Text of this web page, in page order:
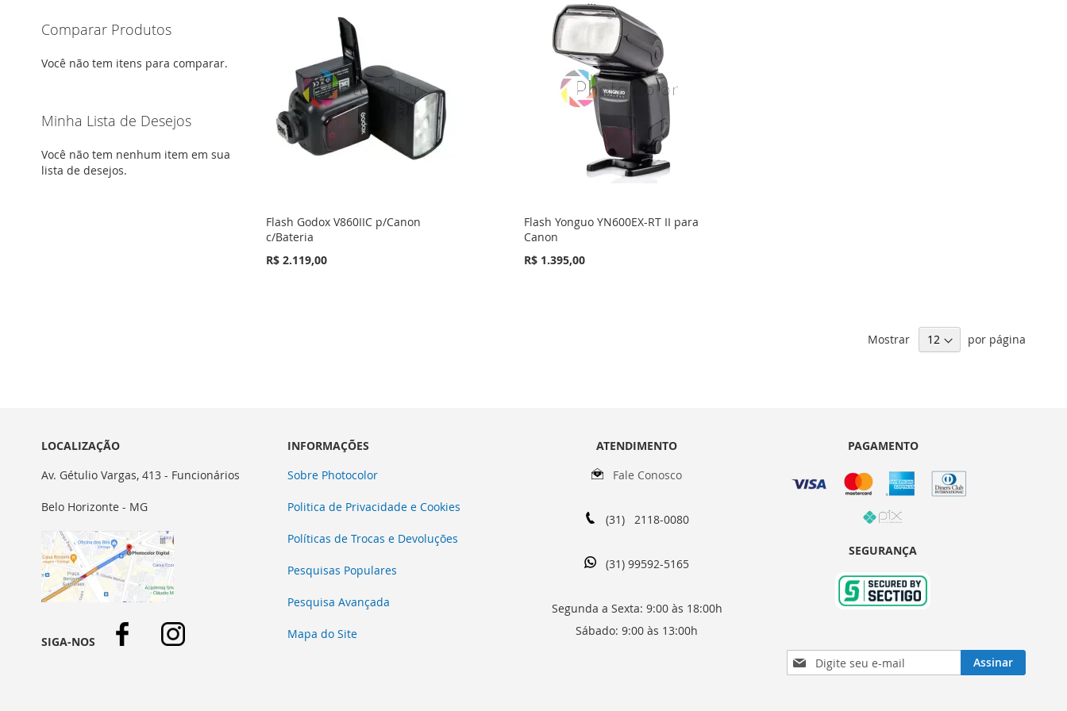
Flash Godox V860IIC p/Canon
c/Bateria
R$ 2.119,00
DESEJOS
Flash Yonguo YN600EX-RT II para
Canon
R$ 1.395,00
DESEJOS
Mostrar por página
Comparar Produtos
Você não tem itens para comparar.
Minha Lista de Desejos
Você não tem nenhum item em sua
lista de desejos.
LOCALIZAÇÃO
Av. Gétulio Vargas, 413 - Funcionários
Belo Horizonte - MG
SIGA-NOS
INFORMAÇÕES
Sobre Photocolor
Politica de Privacidade e Cookies
Políticas de Trocas e Devoluções
Pesquisas Populares
Pesquisa Avançada
Mapa do Site
ATENDIMENTO
Fale Conosco
(31) 2118-0080
(31) 99592-5165
Segunda a Sexta: 9:00 às 18:00h
Sábado: 9:00 às 13:00h
PAGAMENTO
SEGURANÇA
Inscreva-
se
Assinar